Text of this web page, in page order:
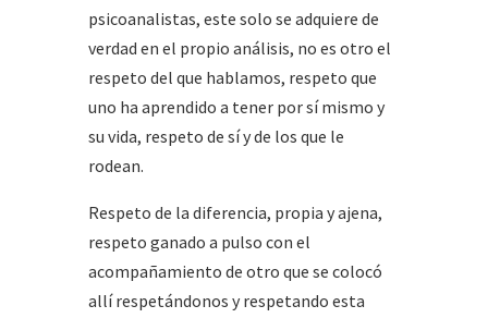
psicoanalistas, este solo se adquiere de
verdad en el propio análisis, no es otro el
respeto del que hablamos, respeto que
uno ha aprendido a tener por sí mismo y
su vida, respeto de sí y de los que le
rodean.
Respeto de la diferencia, propia y ajena,
respeto ganado a pulso con el
acompañamiento de otro que se colocó
allí respetándonos y respetando esta